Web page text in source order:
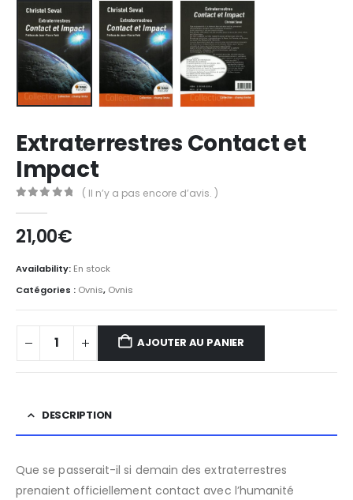
Extraterrestres Contact et
Impact
( Il n’y a pas encore d’avis. )
21,00€
Availability: En stock
Catégories : Ovnis, Ovnis
AJOUTER AU PANIER
DESCRIPTION
Que se passerait-il si demain des extraterrestres
prenaient officiellement contact avec l’humanité